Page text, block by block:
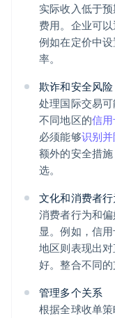
实际收入低于
费用。企业可
例如在定价中
率。
欺诈和安全风险
处理国际交易
不同地区的信
必须能够识别
额外的安全措
选。
文化和消费者
消费者行为和
显。例如，信
地区则表现出
好。整合不同的
管理多个关系
根据全球收单